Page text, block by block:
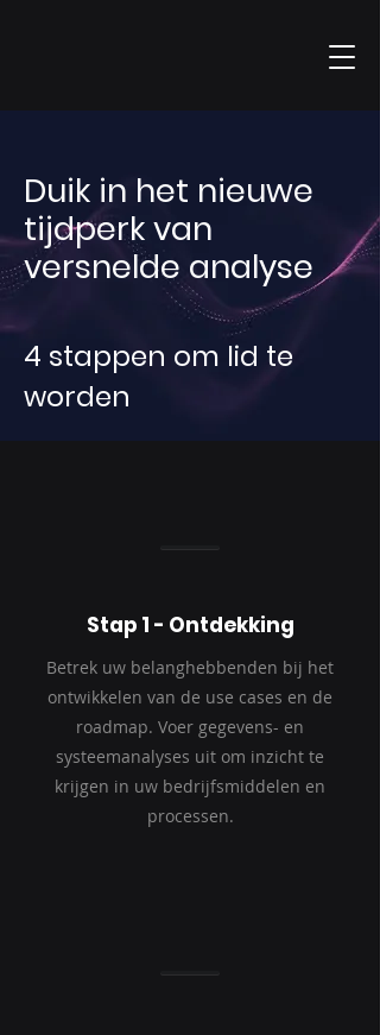
Duik in het nieuwe
tijdperk van
versnelde analyse
4 stappen om lid te
worden
Stap 1 - Ontdekking
Betrek uw belanghebbenden bij het
ontwikkelen van de use cases en de
roadmap. Voer gegevens- en
systeemanalyses uit om inzicht te
krijgen in uw bedrijfsmiddelen en
processen.